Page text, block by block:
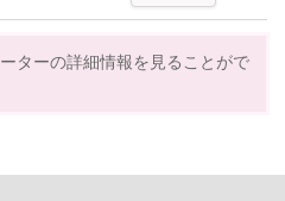
き受けしていません
可
ターの詳細情報を見ることがで